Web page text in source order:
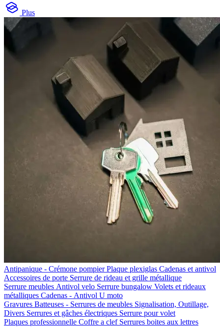
Plus
Antipanique - Crémone pompierPlaque plexiglas Cadenas et antivol
Accessoires de porte Serrure de rideau et grille métallique
Serrure meubles Antivol velo Serrure bungalow Volets et rideaux
métalliques Cadenas - Antivol U moto
Gravures Batteuses - Serrures de meubles Signalisation, Outillage,
Divers Serrures et gâches électriques Serrure pour volet
Plaques professionnelle Coffre a clef Serrures boites aux lettres